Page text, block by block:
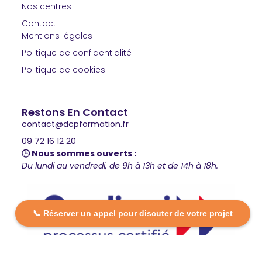
📞 Réserver un appel pour discuter de votre projet
Nos centres
Contact
Mentions légales
Politique de confidentialité
Politique de cookies
Restons En Contact
contact@dcpformation.fr
09 72 16 12 20
🕒 Nous sommes ouverts :
Du lundi au vendredi, de 9h à 13h et de 14h à 18h.